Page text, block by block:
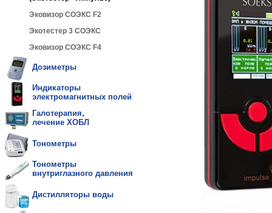
Эковизор СОЭКС F2
Экотестер 3 СОЭКС
Эковизор СОЭКС F4
Дозиметры
Индикаторы
электромагнитных полей
Галотерапия,
лечение ХОБЛ
Тонометры
Тонометры
внутриглазного давления
Дистилляторы воды